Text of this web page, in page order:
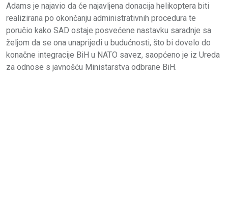
Adams je najavio da će najavljena donacija helikoptera biti
realizirana po okončanju administrativnih procedura te
poručio kako SAD ostaje posvećene nastavku saradnje sa
željom da se ona unaprijedi u budućnosti, što bi dovelo do
konačne integracije BiH u NATO savez, saopćeno je iz Ureda
za odnose s javnošću Ministarstva odbrane BiH.